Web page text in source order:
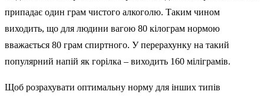
припадає один грам чистого алкоголю. Таким чином
виходить, що для людини вагою 80 кілограм нормою
вважається 80 грам спиртного. У перерахунку на такий
популярний напій як горілка – виходить 160 міліграмів.
Щоб розрахувати оптимальну норму для інших типів